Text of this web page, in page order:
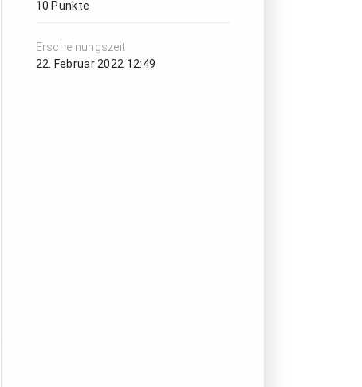
10 Punkte
Erscheinungszeit
22. Februar 2022 12:49